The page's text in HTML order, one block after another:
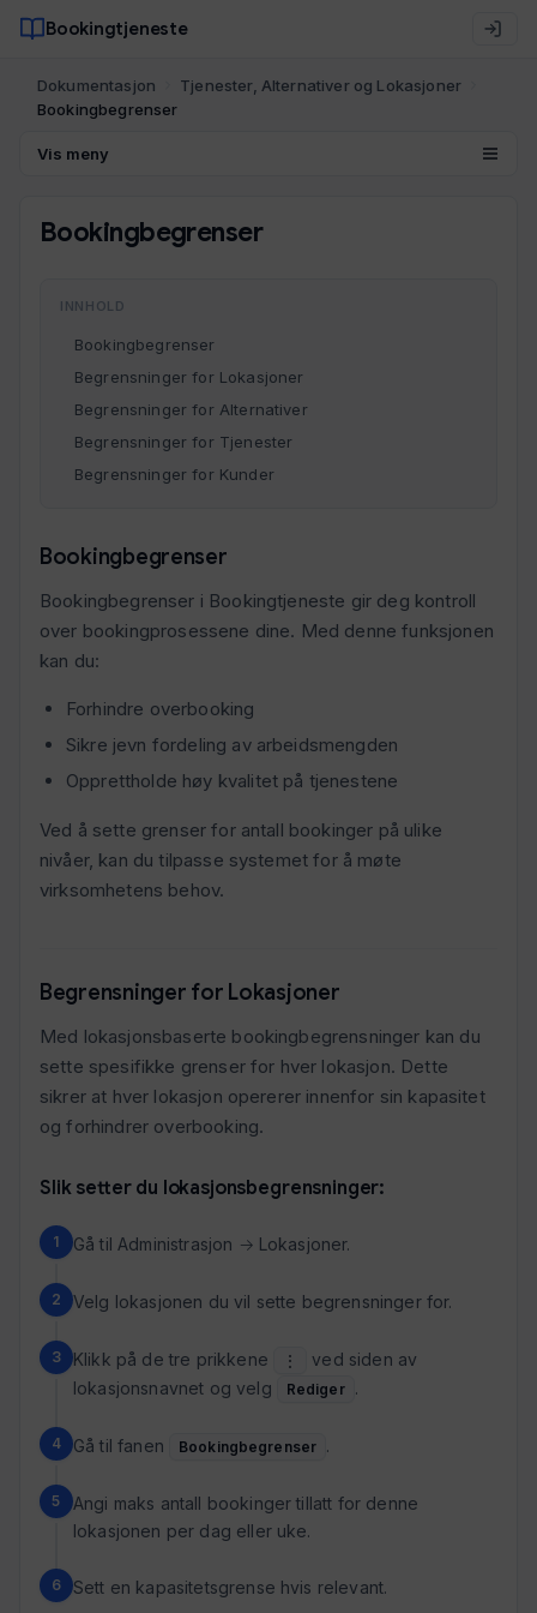
Bookingtjeneste
Dokumentasjon
Tjenester, Alternativer og Lokasjoner
Bookingbegrenser
Vis meny
Bookingbegrenser
INNHOLD
Bookingbegrenser
Begrensninger for Lokasjoner
Begrensninger for Alternativer
Begrensninger for Tjenester
Begrensninger for Kunder
Bookingbegrenser
Bookingbegrenser i Bookingtjeneste gir deg kontroll
over bookingprosessene dine. Med denne funksjonen
kan du:
Forhindre overbooking
Sikre jevn fordeling av arbeidsmengden
Opprettholde høy kvalitet på tjenestene
Ved å sette grenser for antall bookinger på ulike
nivåer, kan du tilpasse systemet for å møte
virksomhetens behov.
Begrensninger for Lokasjoner
Med lokasjonsbaserte bookingbegrensninger kan du
sette spesifikke grenser for hver lokasjon. Dette
sikrer at hver lokasjon opererer innenfor sin kapasitet
og forhindrer overbooking.
Slik setter du lokasjonsbegrensninger:
Gå til Administrasjon → Lokasjoner.
Velg lokasjonen du vil sette begrensninger for.
Klikk på de tre prikkene ⋮
ved siden av
lokasjonsnavnet og velg
Rediger .
Gå til fanen Bookingbegrenser .
Angi maks antall bookinger tillatt for denne
lokasjonen per dag eller uke.
Sett en kapasitetsgrense hvis relevant.